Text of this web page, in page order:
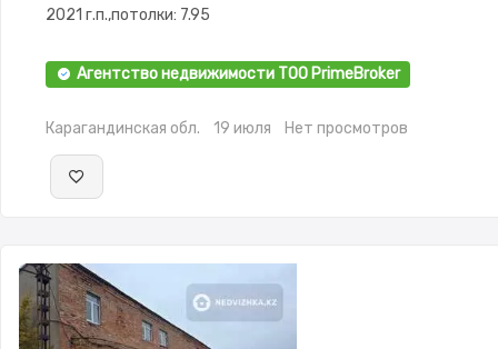
2021 г.п.,потолки: 7.95
Агентство недвижимости ТОО PrimeBroker
Карагандинская обл. 19 июля Нет просмотров